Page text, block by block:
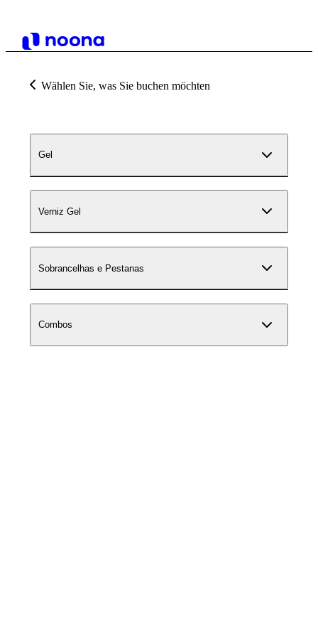
Wählen Sie, was Sie buchen möchten
Gel
Verniz Gel
Sobrancelhas e Pestanas
Combos